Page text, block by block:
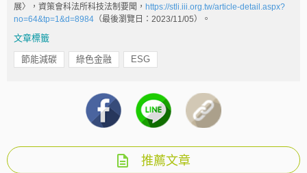
展〉，資策會科法所科技法制要聞， https://stli.iii.org.tw/article-detail.aspx?
no=64&tp=1&d=8984 （最後瀏覽日：2023/11/05）。
文章標籤
節能減碳 綠色金融 ESG
推薦文章